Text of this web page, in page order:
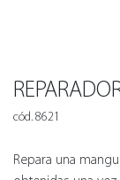
cód. 8621
Repara una